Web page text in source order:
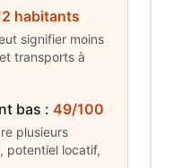
habitants
signifier moins
transports à
bas : 49/100
plusieurs
potentiel locatif,